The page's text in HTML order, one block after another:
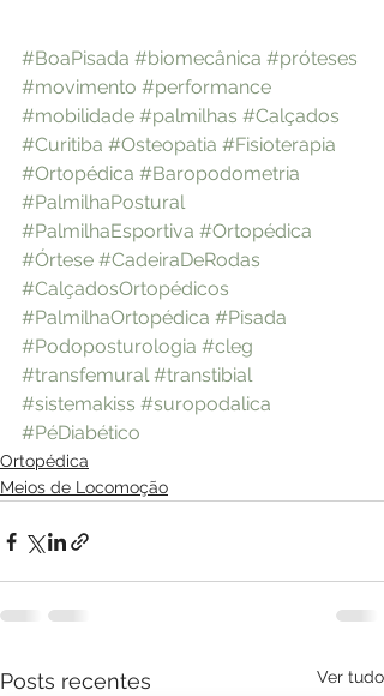
#BoaPisada #biomecânica #próteses
#movimento #performance
#mobilidade #palmilhas #Calçados
#Curitiba #Osteopatia #Fisioterapia
#Ortopédica #Baropodometria
#PalmilhaPostural
#PalmilhaEsportiva #Ortopédica
#Órtese #CadeiraDeRodas
#CalçadosOrtopédicos
#PalmilhaOrtopédica #Pisada
#Podoposturologia #cleg
#transfemural #transtibial
#sistemakiss #suropodalica
#PéDiabético
Ortopédica
Meios de Locomoção
Posts recentes Ver tudo